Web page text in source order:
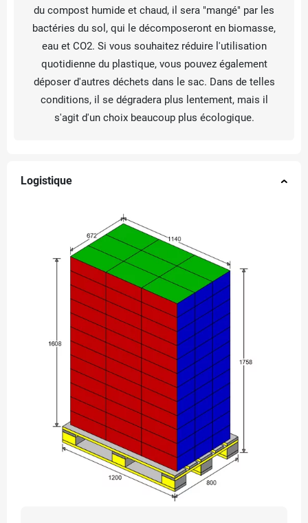
du compost humide et chaud, il sera "mangé" par les
bactéries du sol, qui le décomposeront en biomasse,
eau et CO2. Si vous souhaitez réduire l'utilisation
quotidienne du plastique, vous pouvez également
déposer d'autres déchets dans le sac. Dans de telles
conditions, il se dégradera plus lentement, mais il
s'agit d'un choix beaucoup plus écologique.
Logistique